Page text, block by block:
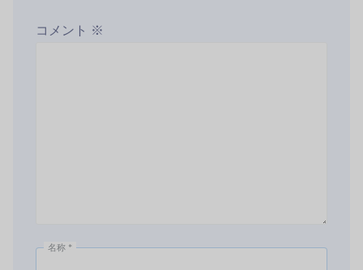
コメント ※
名称 *